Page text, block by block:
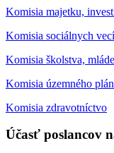
Komisia majetku,
Komisia sociálnych vecí
Komisia školstva,
Komisia územného
Komisia zdravotníctvo
Účasť poslancov